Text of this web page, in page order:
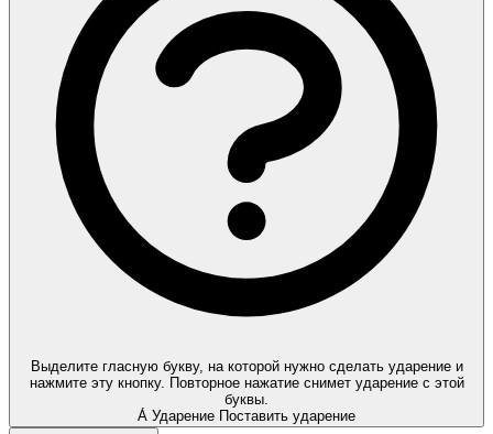
Выделите гласную букву, на которой нужно сделать ударение и
нажмите эту кнопку. Повторное нажатие снимет ударение с этой
буквы.
А́ Ударение Поставить ударение